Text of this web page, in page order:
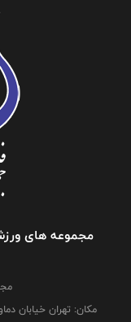
مجموعه های
مکان: تهران خیابان